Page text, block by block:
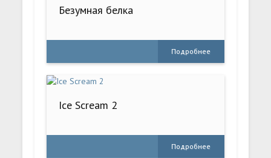
Безумная белка
Подробнее
Ice Scream 2
Подробнее